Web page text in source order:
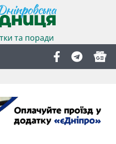
та поради